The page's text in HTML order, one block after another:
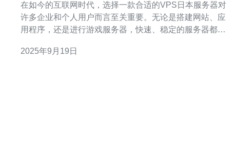
在如今的互联网时代，选择一款合适的VPS日本服务器对
许多企业和个人用户而言至关重要。无论是搭建网站、应
用程序，还是进行游戏服务器，快速、稳定的服务器都是
又经济实惠的服务器方案显得尤为重要。本文将为您详细
2025年9月19日